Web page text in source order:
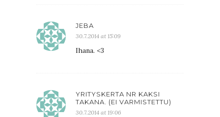
JEBA
30.7.2014 at 15:09
Ihana. <3
YRITYSKERTA NR KAKSI
TAKANA. (EI VARMISTETTU)
30.7.2014 at 19:06